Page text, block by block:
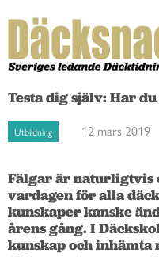
Testa dig själv: Har
Utbildning 12 mars 2019
Fälgar är naturligtvis
vardagen för alla
kunskaper kanske
årens gång. I
kunskap och